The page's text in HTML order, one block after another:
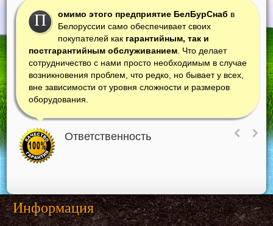
П омимо этого предприятие БелБурСнаб в
Белоруссии само обеспечивает своих
покупателей как гарантийным, так и
постгарантийным обслуживанием. Что делает
сотрудничество с нами просто необходимым в случае
возникновения проблем, что редко, но бывает у всех,
вне зависимости от уровня сложности и размеров
оборудования.
Ответственность
Информация